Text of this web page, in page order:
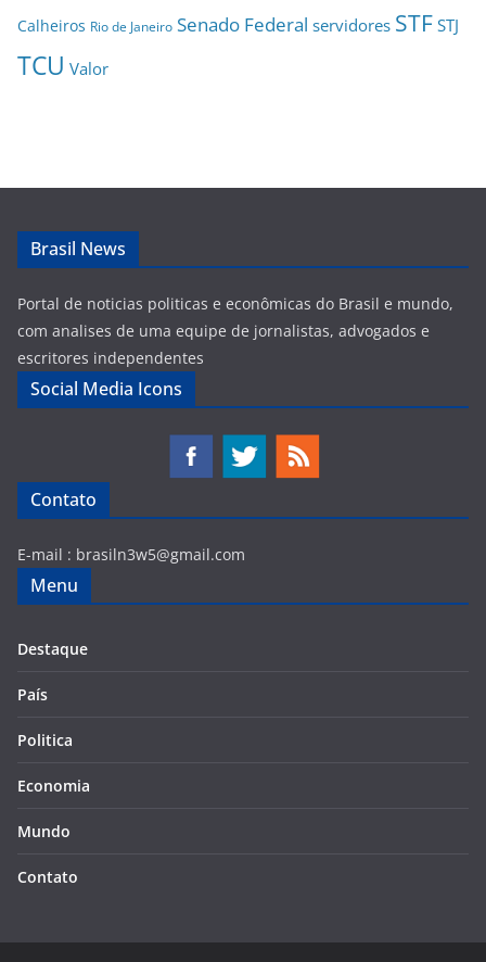
Calheiros Rio de Janeiro Senado Federal servidores STF STJ
TCU Valor
Brasil News
Portal de noticias politicas e econômicas do Brasil e mundo,
com analises de uma equipe de jornalistas, advogados e
escritores independentes
Social Media Icons
Contato
E-mail : brasiln3w5@gmail.com
Menu
Destaque
País
Politica
Economia
Mundo
Contato